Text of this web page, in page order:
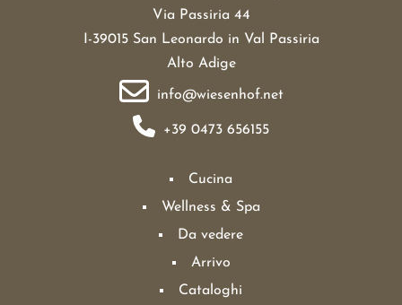
Via Passiria 44
I-39015 San Leonardo in Val Passiria
Alto Adige
info@wiesenhof.net
+39 0473 656155
Cucina
Wellness & Spa
Da vedere
Arrivo
Cataloghi